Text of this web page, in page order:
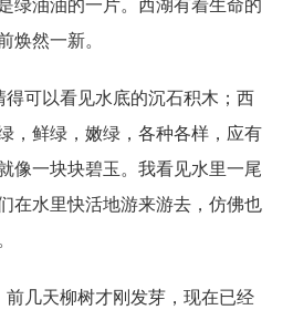
然一新。
可以看见水底的沉石积木；西
，鲜绿，嫩绿，各种各样，应有
像一块块碧玉。我看见水里一尾
在水里快活地游来游去，仿佛也
几天柳树才刚发芽，现在已经